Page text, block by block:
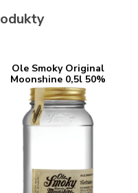
Ole Smoky Original
Moonshine 0,5l 50%